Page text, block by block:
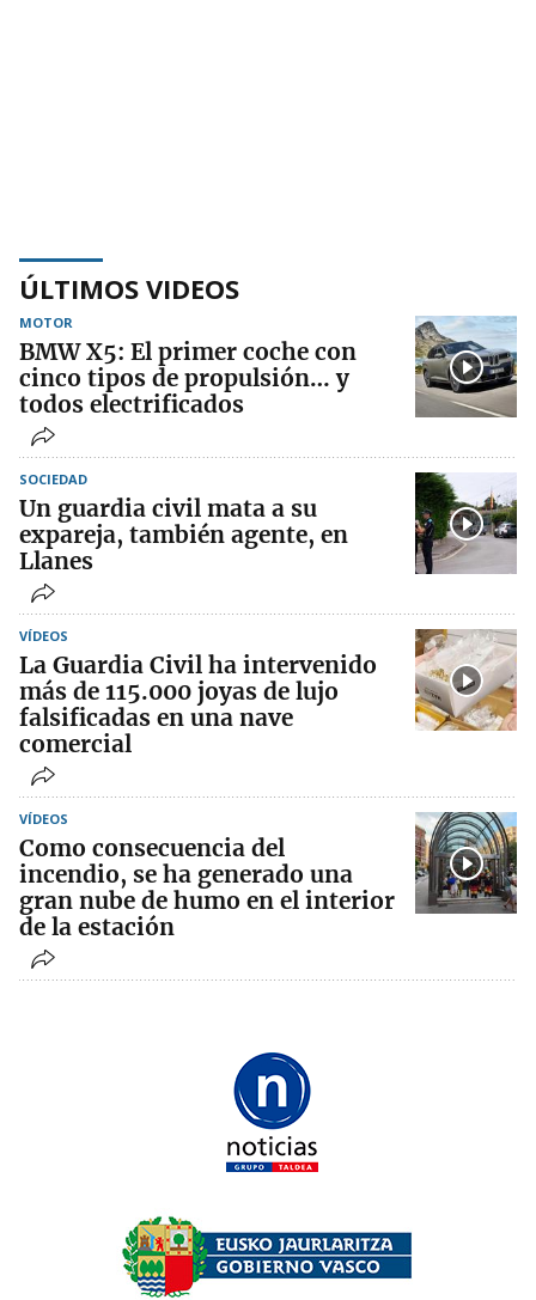
ÚLTIMOS VIDEOS
MOTOR
BMW X5: El primer coche con
cinco tipos de propulsión… y
todos electrificados
SOCIEDAD
Un guardia civil mata a su
expareja, también agente, en
Llanes
VÍDEOS
La Guardia Civil ha intervenido
más de 115.000 joyas de lujo
falsificadas en una nave
comercial
VÍDEOS
Como consecuencia del
incendio, se ha generado una
gran nube de humo en el interior
de la estación